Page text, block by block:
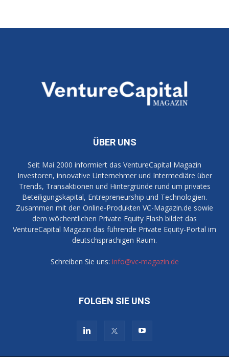
ÜBER UNS
Seit Mai 2000 informiert das VentureCapital Magazin
Investoren, innovative Unternehmer und Intermediäre über
Trends, Transaktionen und Hintergründe rund um privates
Beteiligungskapital, Entrepreneurship und Technologien.
Zusammen mit den Online-Produkten VC-Magazin.de sowie
dem wöchentlichen Private Equity Flash bildet das
VentureCapital Magazin das führende Private Equity-Portal im
deutschsprachigen Raum.
Schreiben Sie uns: info@vc-magazin.de
FOLGEN SIE UNS